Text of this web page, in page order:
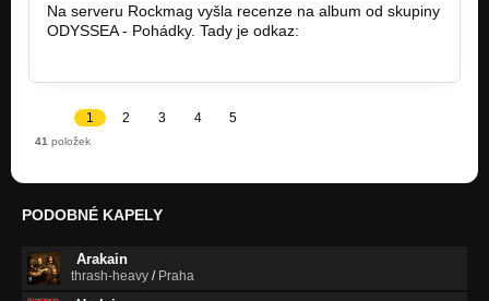
Na serveru Rockmag vyšla recenze na album od skupiny
ODYSSEA - Pohádky. Tady je odkaz:
1 2 3 4 5
41 položek
PODOBNÉ KAPELY
Arakain
thrash-heavy / Praha